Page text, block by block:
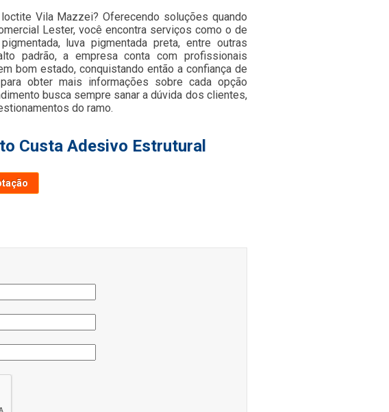
Vila Mazzei? Oferecendo soluções quando
Lester, você encontra serviços como o de
luva pigmentada preta, entre outras
padrão, a empresa conta com profissionais
bom estado, conquistando então a confiança de
obter mais informações sobre cada opção
busca sempre sanar a dúvida dos clientes,
do ramo.
Custa Adesivo Estrutural